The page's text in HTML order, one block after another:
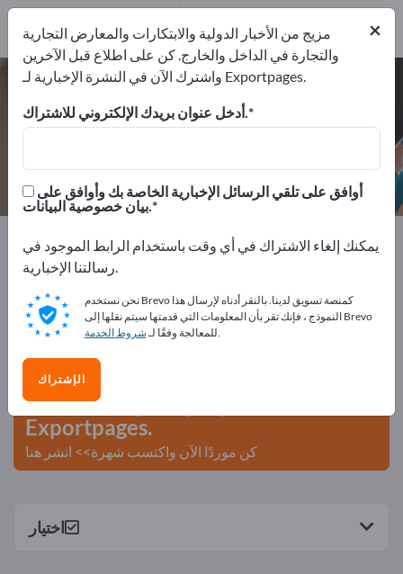
أنظمة الكتابة – اعثر على الشركات
المصنعة والموردين
4
4
Exportpages مستلزمات المكاتب
الماكينات المكتبية
أنظمة الكتابة
أعلن مجانًا على Exportpages!
الاحتياجات – العروض – السلع المستعملة – جهات الاتصال
التجارية >> ابدأ من هنا
انشر شركتك ومنتجاتك على
Exportpages.
كن موردًا الآن واكتسب شهرة>> انشر هنا
اختيار
×
مزيج من الأخبار الدولية والابتكارات والمعارض التجارية
والتجارة في الداخل والخارج. كن على اطلاع قبل الآخرين
واشترك الآن في النشرة الإخبارية لـ Exportpages.
أدخل عنوان بريدك الإلكتروني للاشتراك.
بيان خصوصية البيانات.
يمكنك إلغاء الاشتراك في أي وقت باستخدام الرابط الموجود في
رسالتنا الإخبارية.
نحن نستخدم Brevo كمنصة تسويق لدينا. بالنقر أدناه لإرسال هذا
النموذج ، فإنك تقر بأن المعلومات التي قدمتها سيتم نقلها إلى Brevo
للمعالجة وفقًا لـشروط الخدمة .
الإشتراك